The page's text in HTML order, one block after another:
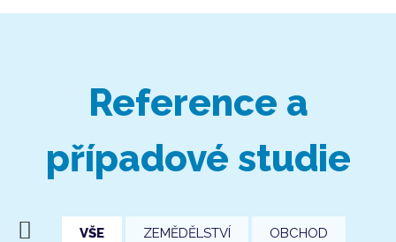
Reference a
případové studie
VŠE ZEMĚDĚLSTVÍ OBCHOD